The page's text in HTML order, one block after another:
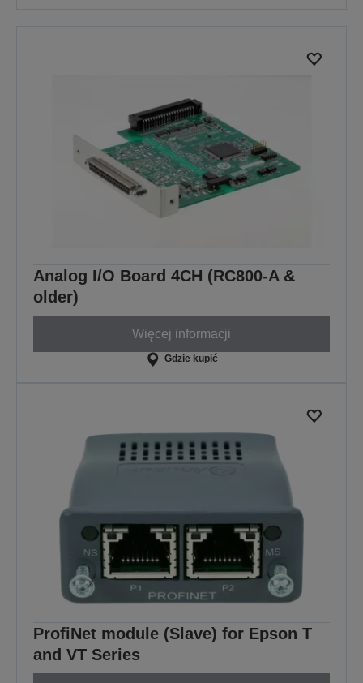
Analog I/O Board 4CH (RC800-A &
older)
Więcej informacji
Gdzie kupić
ProfiNet module (Slave) for Epson T
and VT Series